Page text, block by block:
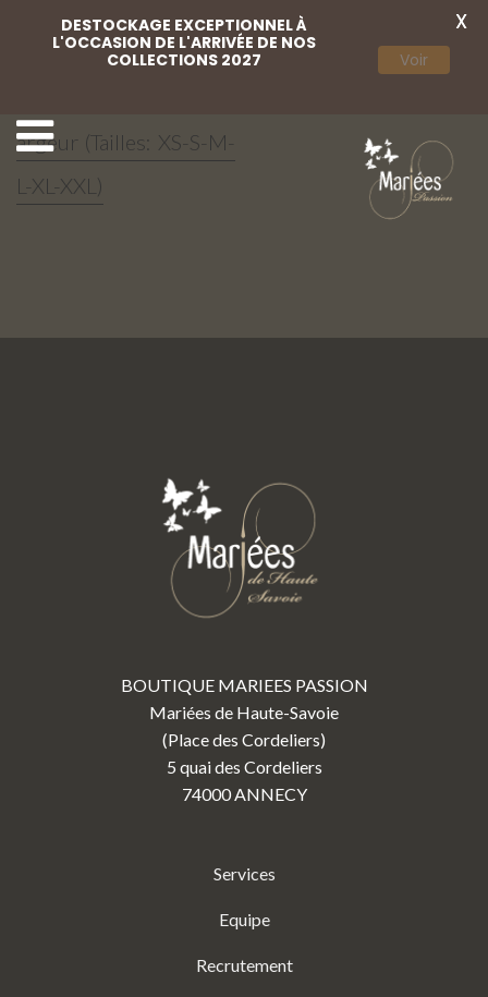
argeur (Tailles: XS-S-M-
L-XL-XXL)
BOUTIQUE MARIEES PASSION
Mariées de Haute-Savoie
(Place des Cordeliers)
5 quai des Cordeliers
74000 ANNECY
Services
Equipe
Recrutement
DESTOCKAGE EXCEPTIONNEL À
L'OCCASION DE L'ARRIVÉE DE NOS
COLLECTIONS 2027
Voir
X